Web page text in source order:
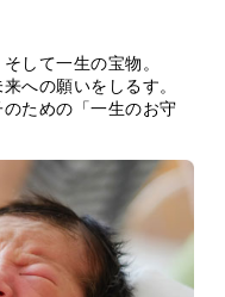
そして一生の宝物。
への願いをしるす。
のための「一生のお守